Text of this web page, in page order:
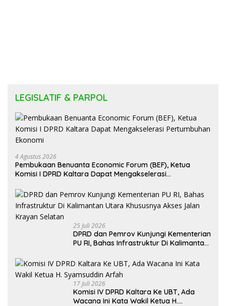
LEGISLATIF & PARPOL
4 Agustus 2026
Pembukaan Benuanta Economic Forum (BEF), Ketua
Komisi I DPRD Kaltara Dapat Mengakselerasi
25 Juli 2026
DPRD dan Pemrov Kunjungi Kementerian
PU RI, Bahas Infrastruktur Di Kalimantan
Selatan
17 Juli 2026
Komisi IV DPRD Kaltara Ke UBT, Ada
Wacana Ini Kata Wakil Ketua H.